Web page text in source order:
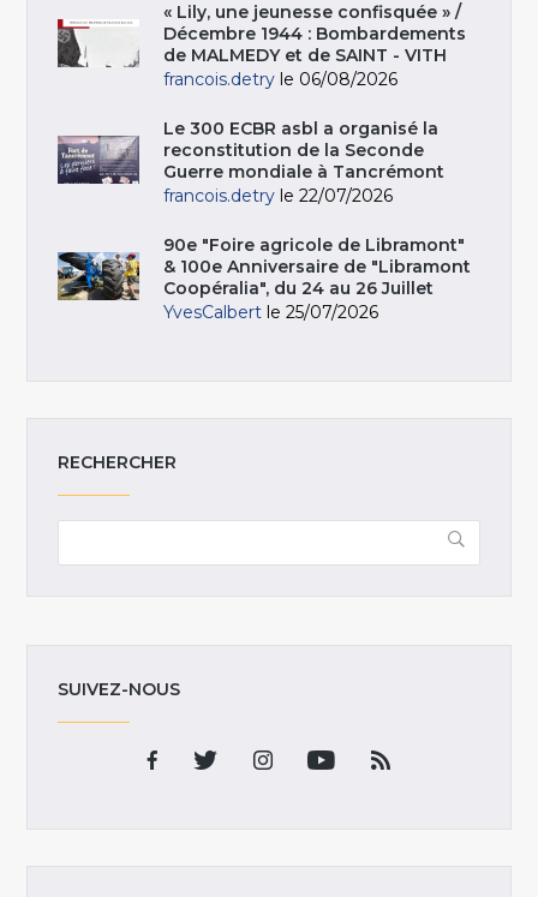
« Lily, une jeunesse confisquée » /
Décembre 1944 : Bombardements
de MALMEDY et de SAINT - VITH
francois.detry le 06/08/2026
Le 300 ECBR asbl a organisé la
reconstitution de la Seconde
Guerre mondiale à Tancrémont
francois.detry le 22/07/2026
90e "Foire agricole de Libramont"
& 100e Anniversaire de "Libramont
Coopéralia", du 24 au 26 Juillet
YvesCalbert le 25/07/2026
RECHERCHER
SUIVEZ-NOUS